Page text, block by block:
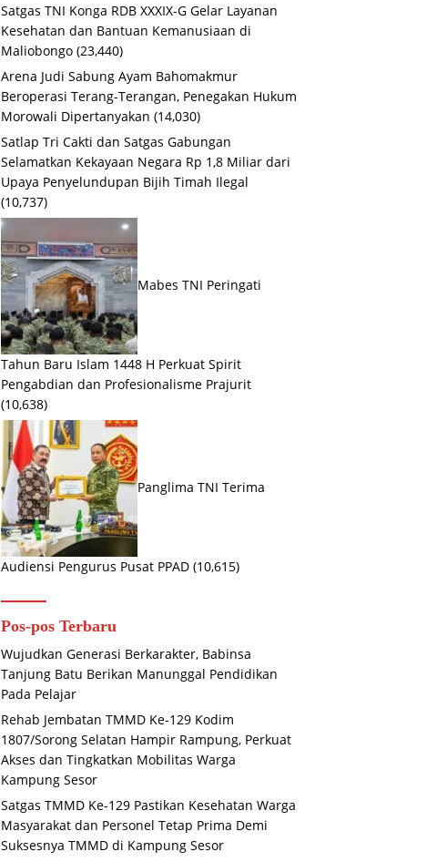
Satgas TNI Konga RDB XXXIX-G Gelar Layanan
Kesehatan dan Bantuan Kemanusiaan di
Maliobongo (23,440)
Arena Judi Sabung Ayam Bahomakmur
Beroperasi Terang-Terangan, Penegakan Hukum
Morowali Dipertanyakan (14,030)
Satlap Tri Cakti dan Satgas Gabungan
Selamatkan Kekayaan Negara Rp 1,8 Miliar dari
Upaya Penyelundupan Bijih Timah Ilegal
(10,737)
Mabes TNI Peringati
Tahun Baru Islam 1448 H Perkuat Spirit
Pengabdian dan Profesionalisme Prajurit
(10,638)
Panglima TNI Terima
Audiensi Pengurus Pusat PPAD (10,615)
Pos-pos Terbaru
Wujudkan Generasi Berkarakter, Babinsa
Tanjung Batu Berikan Manunggal Pendidikan
Pada Pelajar
Rehab Jembatan TMMD Ke-129 Kodim
1807/Sorong Selatan Hampir Rampung, Perkuat
Akses dan Tingkatkan Mobilitas Warga
Kampung Sesor
Satgas TMMD Ke-129 Pastikan Kesehatan Warga
Masyarakat dan Personel Tetap Prima Demi
Suksesnya TMMD di Kampung Sesor